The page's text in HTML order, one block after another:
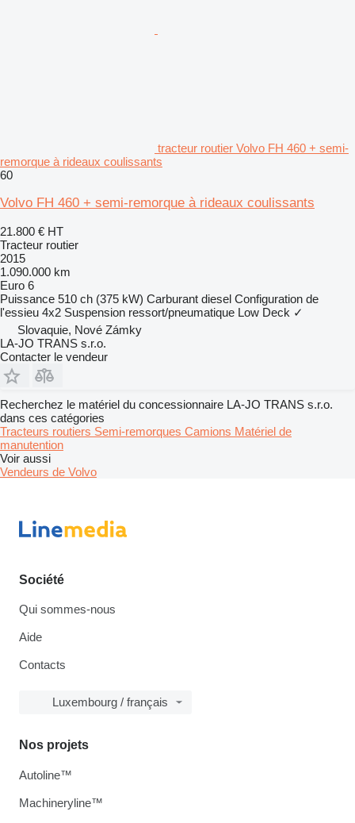
tracteur routier Volvo FH 460 + semi-
remorque à rideaux coulissants
60
Volvo FH 460 + semi-remorque à rideaux coulissants
21.800 € HT
Tracteur routier
2015
1.090.000 km
Euro 6
Puissance 510 ch (375 kW) Carburant diesel Configuration de
l'essieu 4x2 Suspension ressort/pneumatique Low Deck ✓
Slovaquie, Nové Zámky
LA-JO TRANS s.r.o.
Contacter le vendeur
Recherchez le matériel du concessionnaire LA-JO TRANS s.r.o.
dans ces catégories
Tracteurs routiers Semi-remorques Camions Matériel de
manutention
Voir aussi
Vendeurs de Volvo
Société
Qui sommes-nous
Aide
Contacts
Luxembourg / français
Nos projets
Autoline™
Machineryline™